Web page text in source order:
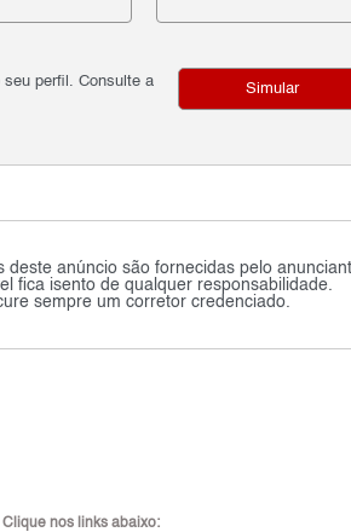
perfil. Consulte a
Simular
deste anúncio são fornecidas pelo
fica isento de qualquer responsabilidade.
sempre um corretor credenciado.
nos links abaixo: